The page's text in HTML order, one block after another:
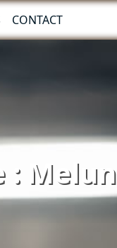
CONTACT
: Melun